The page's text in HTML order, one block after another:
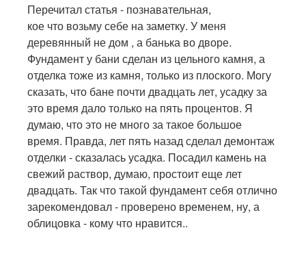
Перечитал статья - познавательная,
кое что возьму себе на заметку. У меня
деревянный не дом , а банька во дворе.
Фундамент у бани сделан из цельного камня, а
отделка тоже из камня, только из плоского. Могу
сказать, что бане почти двадцать лет, усадку за
это время дало только на пять процентов. Я
думаю, что это не много за такое большое
время. Правда, лет пять назад сделал демонтаж
отделки - сказалась усадка. Посадил камень на
свежий раствор, думаю, простоит еще лет
двадцать. Так что такой фундамент себя отлично
зарекомендовал - проверено временем, ну, а
облицовка - кому что нравится..